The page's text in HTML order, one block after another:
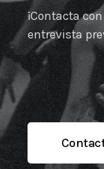
¡Contacta
entrevista